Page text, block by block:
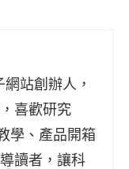
站創辦人，
喜歡研究
學、產品開箱
讀者，讓科